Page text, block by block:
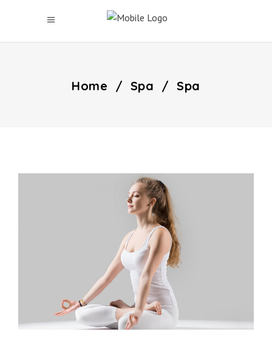
Home /Spa /Spa